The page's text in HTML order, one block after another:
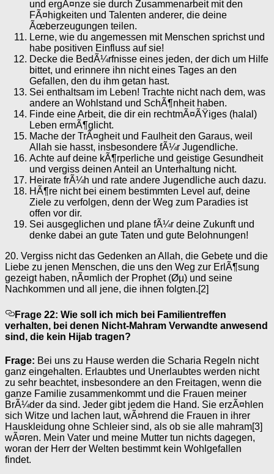
und ergÃ¤nze sie durch Zusammenarbeit mit den
FÃ¤higkeiten und Talenten anderer, die deine
Ãœberzeugungen teilen.
Lerne, wie du angemessen mit Menschen sprichst und
habe positiven Einfluss auf sie!
Decke die BedÃ¼rfnisse eines jeden, der dich um Hilfe
bittet, und erinnere ihn nicht eines Tages an den
Gefallen, den du ihm getan hast.
Sei enthaltsam im Leben! Trachte nicht nach dem, was
andere an Wohlstand und SchÃ¶nheit haben.
Finde eine Arbeit, die dir ein rechtmÃ¤ÃŸiges (halal)
Leben ermÃ¶glicht.
Mache der TrÃ¤gheit und Faulheit den Garaus, weil
Allah sie hasst, insbesondere fÃ¼r Jugendliche.
Achte auf deine kÃ¶rperliche und geistige Gesundheit
und vergiss deinen Anteil an Unterhaltung nicht.
Heirate frÃ¼h und rate andere Jugendliche auch dazu.
HÃ¶re nicht bei einem bestimmten Level auf, deine
Ziele zu verfolgen, denn der Weg zum Paradies ist
offen vor dir.
Sei ausgeglichen und plane fÃ¼r deine Zukunft und
denke dabei an gute Taten und gute Belohnungen!
20. Vergiss nicht das Gedenken an Allah, die Gebete und die
Liebe zu jenen Menschen, die uns den Weg zur ErlÃ¶sung
gezeigt haben, nÃ¤mlich der Prophet (Øµ) und seine
Nachkommen und all jene, die ihnen folgten.[2]
Frage 22: Wie soll ich mich bei Familientreffen
verhalten, bei denen Nicht-Mahram Verwandte anwesend
sind, die kein Hijab tragen?
Frage: Bei uns zu Hause werden die Scharia Regeln nicht
ganz eingehalten. Erlaubtes und Unerlaubtes werden nicht
zu sehr beachtet, insbesondere an den Freitagen, wenn die
ganze Familie zusammenkommt und die Frauen meiner
BrÃ¼der da sind. Jeder gibt jedem die Hand. Sie erzÃ¤hlen
sich Witze und lachen laut, wÃ¤hrend die Frauen in ihrer
Hauskleidung ohne Schleier sind, als ob sie alle mahram[3]
wÃ¤ren. Mein Vater und meine Mutter tun nichts dagegen,
woran der Herr der Welten bestimmt kein Wohlgefallen
findet.